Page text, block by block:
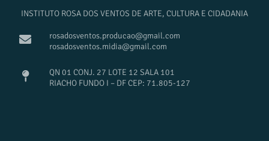
INSTITUTO ROSA DOS VENTOS DE ARTE, CULTURA E CIDADANIA
rosadosventos.producao@gmail.com
rosadosventos.midia@gmail.com
QN 01 CONJ. 27 LOTE 12 SALA 101
RIACHO FUNDO I – DF CEP: 71.805-127